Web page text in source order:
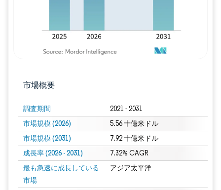
市場概要
調査期間 2021 - 2031
市場規模 (2026) 5.56 十億米ドル
市場規模 (2031) 7.92 十億米ドル
成長率 (2026 - 2031) 7.32% CAGR
最も急速に成長している
市場
アジア太平洋